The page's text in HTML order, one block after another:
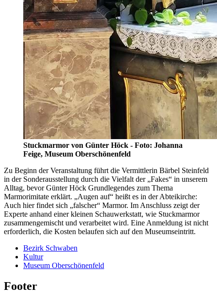
Stuckmarmor von Günter Höck - Foto: Johanna
Feige, Museum Oberschönenfeld
Zu Beginn der Veranstaltung führt die Vermittlerin Bärbel Steinfeld
in der Sonderausstellung durch die Vielfalt der „Fakes“ in unserem
Alltag, bevor Günter Höck Grundlegendes zum Thema
Marmorimitate erklärt. „Augen auf“ heißt es in der Abteikirche:
Auch hier findet sich „falscher“ Marmor. Im Anschluss zeigt der
Experte anhand einer kleinen Schauwerkstatt, wie Stuckmarmor
zusammengemischt und verarbeitet wird. Eine Anmeldung ist nicht
erforderlich, die Kosten belaufen sich auf den Museumseintritt.
Bezirk Schwaben
Kultur
Museum Oberschönenfeld
Footer